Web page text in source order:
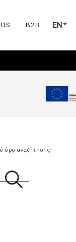
B2B EN
όρο αναζήτησης!